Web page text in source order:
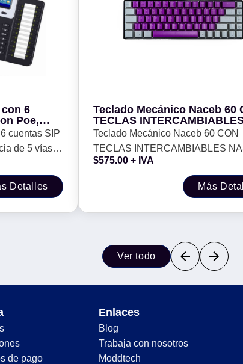
6
Poe,
de
cuentas SIP
de 5 vías,
de
Detalles
Teclado Mecánico Naceb 60 CON
TECLAS
0963M -
Teclado Mecánico Naceb 60 CON
TECLAS INTERCAMBIABLES
0963M -
$575.00 + IVA
Más
Ver todo
de pago
Enlaces
Blog
Trabaja con nosotros
Moddtech